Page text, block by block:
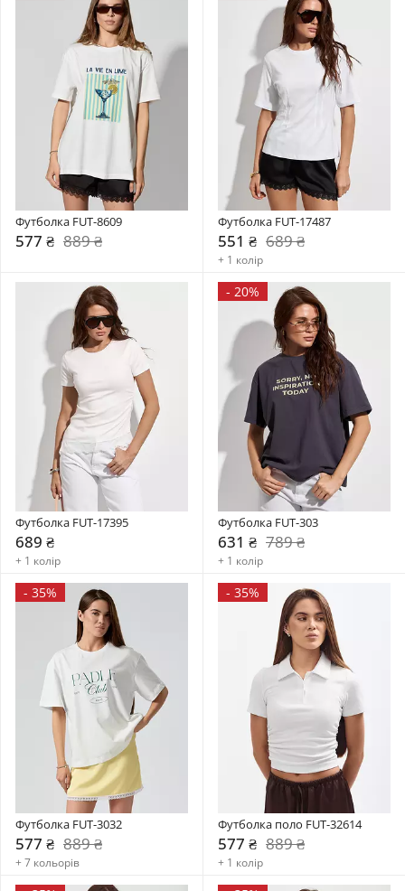
Футболка FUT-8609
577 ₴ 889 ₴
Футболка FUT-17487
551 ₴ 689 ₴
+ 1 колір
Футболка FUT-17395
689 ₴
+ 1 колір
- 20%
Футболка FUT-303
631 ₴ 789 ₴
+ 1 колір
- 35%
Футболка FUT-3032
577 ₴ 889 ₴
+ 7 кольорів
- 35%
Футболка поло FUT-32614
577 ₴ 889 ₴
+ 1 колір